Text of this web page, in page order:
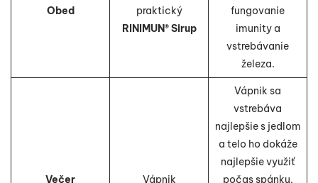
Obed
praktický
RINIMUN® Sirup
fungovanie
imunity a
vstrebávanie
železa.
Večer Vápnik
Vápnik sa
vstrebáva
najlepšie s jedlom
a telo ho dokáže
najlepšie využiť
počas spánku.